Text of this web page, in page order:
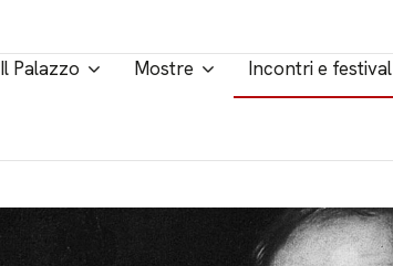
Il Palazzo Mostre Incontri e festival